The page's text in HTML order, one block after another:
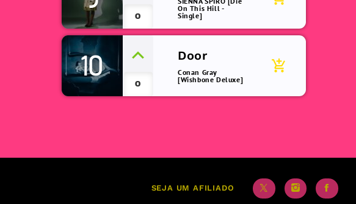
0
On This Hill -
Single]
10
0
Door
Conan Gray
[Wishbone Deluxe]
add_shopping_cart
SEJA UM AFILIADO